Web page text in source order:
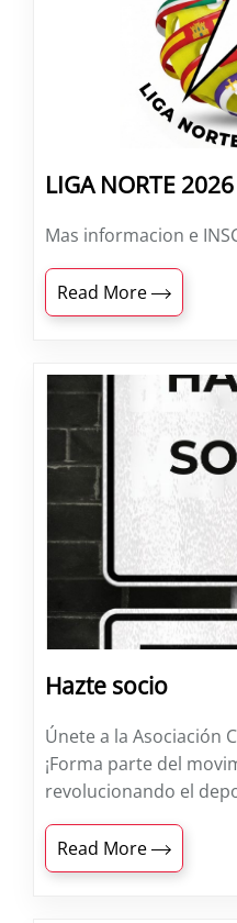
LIGA NORTE 2026
Mas informacion e
Read More
Hazte socio
Únete a la Asociación
¡Forma parte del
revolucionando el
Read More